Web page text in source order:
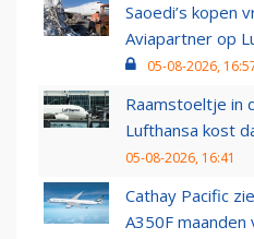
Saoedi’s kopen
Aviapartner op
05-08-2026,
Raamstoeltje in
Lufthansa kost
05-08-2026, 16:41
Cathay Pacific
A350F